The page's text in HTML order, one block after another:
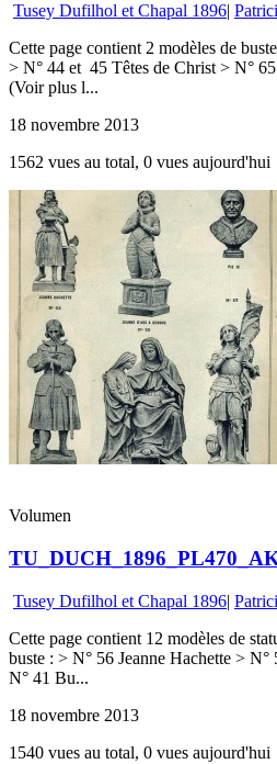
Tusey Dufilhol et Chapal 1896|
Cette page contient 2 modèles de
> N° 44 et 45 Têtes de Christ > N°
(Voir plus l...
18 novembre 2013
1562 vues au total, 0 vues aujourd'hui
Volumen
Tusey Dufilhol et Chapal 1896|
Cette page contient 12 modèles de
buste : > N° 56 Jeanne Hachette >
N° 41 Bu...
18 novembre 2013
1540 vues au total, 0 vues aujourd'hui